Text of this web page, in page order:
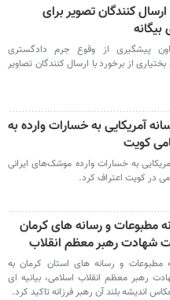
ارسال کنندگان تصویر برای
پیشگیری از وقوع جرم دادگستری
از برخورد با ارسال کنندگان تصاویر
آمریکایی به خسارات وارده به
کویت
به خسارات وارده موشک‌های ایرانی
در کویت اعتراف کرد.
مطبوعات و رسانه های کرمان
شهادت رهبر معظم انقلاب
مطبوعات و رسانه های استان کرمان به
رهبر معظم انقلاب اسلامی، بیانیه ای
اندیشه بلند آن رهبر فرزانه تاکید کرد.